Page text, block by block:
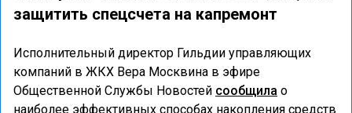
защитить спецсчета на капремонт
Исполнительный директор Гильдии управляющих
компаний в ЖКХ Вера Москвина в эфире
Общественной Службы Новостей сообщила о
наиболее эффективных способах накопления средств